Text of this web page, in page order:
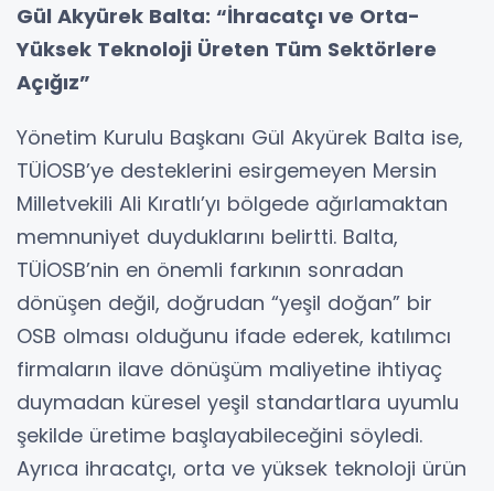
Gül Akyürek Balta: “İhracatçı ve Orta-
Yüksek Teknoloji Üreten Tüm Sektörlere
Açığız”
Yönetim Kurulu Başkanı Gül Akyürek Balta ise,
TÜİOSB’ye desteklerini esirgemeyen Mersin
Milletvekili Ali Kıratlı’yı bölgede ağırlamaktan
memnuniyet duyduklarını belirtti. Balta,
TÜİOSB’nin en önemli farkının sonradan
dönüşen değil, doğrudan “yeşil doğan” bir
OSB olması olduğunu ifade ederek, katılımcı
firmaların ilave dönüşüm maliyetine ihtiyaç
duymadan küresel yeşil standartlara uyumlu
şekilde üretime başlayabileceğini söyledi.
Ayrıca ihracatçı, orta ve yüksek teknoloji ürün